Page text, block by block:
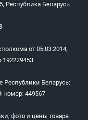
Республика Беларусь
от 05.03.2014,
Республики Беларусь:
номер: 449567
фото и цены товара